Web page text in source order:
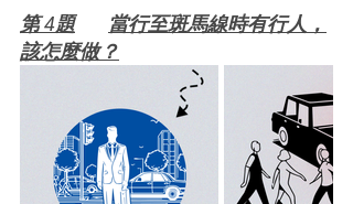
第 4題	當行至斑馬線時有行人，
該怎麼做？